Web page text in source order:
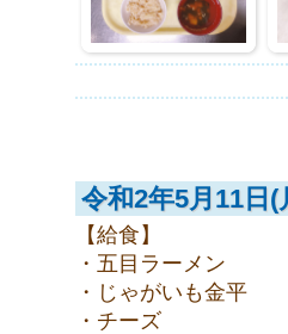
令和2年5月11日(
【給食】
・五目ラーメン
・じゃがいも金平
・チーズ